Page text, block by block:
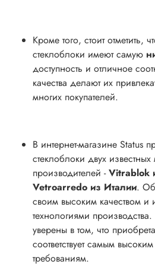
Кроме того, стоит отметить,
стеклоблоки имеют самую
доступность и отличное
качества делают их
многих покупателей.
В интернет-магазине Status
стеклоблоки двух
производителей -Vitrablok
Vetroarredo из Италии.
своим высоким качеством
технологиями
уверены в том, что
соответствует самым
требованиям.